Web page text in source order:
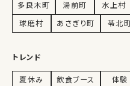
多良木町
湯前町 水上村
球磨村
あさぎり町 苓北
トレンド
夏休み 飲食ブース 体験